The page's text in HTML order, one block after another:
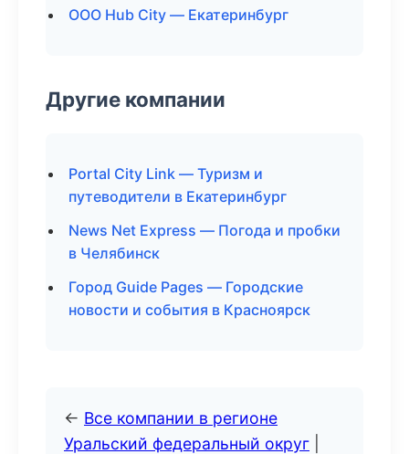
ООО Hub City — Екатеринбург
Другие компании
Portal City Link — Туризм и
путеводители в Екатеринбург
News Net Express — Погода и пробки
в Челябинск
Город Guide Pages — Городские
новости и события в Красноярск
← Все компании в регионе
Уральский федеральный округ